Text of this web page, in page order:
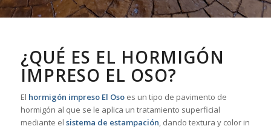
¿QUÉ ES EL HORMIGÓN
IMPRESO EL OSO?
El hormigón impreso El Osoes un tipo de pavimento de
hormigón al que se le aplica un tratamiento superficial
mediante el sistema de estampación, dando textura y color in